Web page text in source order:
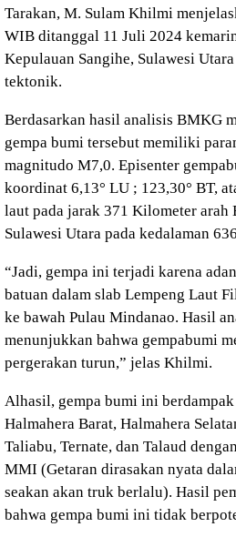
Tarakan, M. Sulam Khilmi
WIB ditanggal 11 Juli 2024
Kepulauan Sangihe, Sulawesi
tektonik.
Berdasarkan hasil analisis BMKG
gempa bumi tersebut memiliki
magnitudo M7,0. Episenter
koordinat 6,13° LU ; 123,30° BT,
laut pada jarak 371 Kilometer arah
Sulawesi Utara pada kedalaman
“Jadi, gempa ini terjadi karena
batuan dalam slab Lempeng Laut
ke bawah Pulau Mindanao. Hasil
menunjukkan bahwa gempabumi
pergerakan turun,” jelas Khilmi.
Alhasil, gempa bumi ini
Halmahera Barat, Halmahera
Taliabu, Ternate, dan Talaud
MMI (Getaran dirasakan nyata
seakan akan truk berlalu). Hasil
bahwa gempa bumi ini tidak